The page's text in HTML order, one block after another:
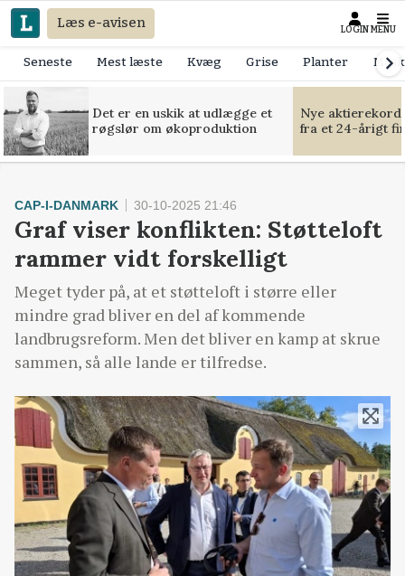
Læs e-avisen LOGIN MENU
Seneste Mest læste Kvæg Grise Planter
Det er en uskik at udlægge et
røgslør om økoproduktion
Nye
fra et 24-årigt
CAP-I-DANMARK 30-10-2025 21:46
Graf viser konflikten: Støtteloft
rammer vidt forskelligt
Meget tyder på, at et støtteloft i større eller
mindre grad bliver en del af kommende
landbrugsreform. Men det bliver en kamp at skrue
sammen, så alle lande er tilfredse.